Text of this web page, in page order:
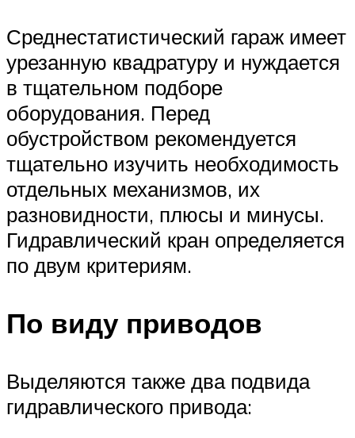
Среднестатистический гараж имеет
урезанную квадратуру и нуждается
в тщательном подборе
оборудования. Перед
обустройством рекомендуется
тщательно изучить необходимость
отдельных механизмов, их
разновидности, плюсы и минусы.
Гидравлический кран определяется
по двум критериям.
По виду приводов
Выделяются также два подвида
гидравлического привода: